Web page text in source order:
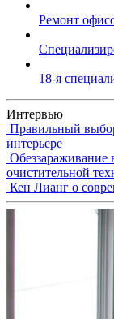
Ремонт
18-я
Интервью
Правильный
интерьере
Обеззараживание
очистительной
Кен Лианг о